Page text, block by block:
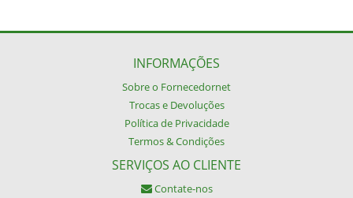
INFORMAÇÕES
Sobre o Fornecedornet
Trocas e Devoluções
Política de Privacidade
Termos & Condições
SERVIÇOS AO CLIENTE
Contate-nos